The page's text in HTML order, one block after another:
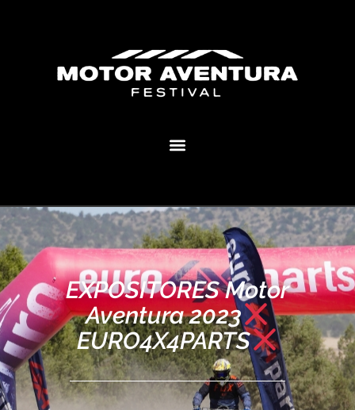
EXPOSITORES Motor
Aventura 2023
EURO4X4PARTS